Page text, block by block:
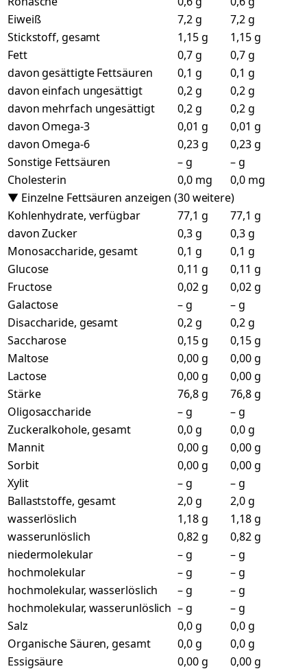
Eiweiß
7,2 g
7,2 g
Stickstoff, gesamt
1,15 g
1,15 g
Fett
0,7 g
0,7 g
davon gesättigte Fettsäuren
0,1 g
0,1 g
davon einfach ungesättigt
0,2 g
0,2 g
davon mehrfach ungesättigt
0,2 g
0,2 g
davon Omega-3
0,01 g
0,01 g
davon Omega-6
0,23 g
0,23 g
Sonstige Fettsäuren
– g
– g
Cholesterin
0,0 mg
0,0 mg
▼ Einzelne Fettsäuren anzeigen (30 weitere)
Kohlenhydrate, verfügbar
77,1 g
77,1 g
davon Zucker
0,3 g
0,3 g
Monosaccharide, gesamt
0,1 g
0,1 g
Glucose
0,11 g
0,11 g
Fructose
0,02 g
0,02 g
Galactose
– g
– g
Disaccharide, gesamt
0,2 g
0,2 g
Saccharose
0,15 g
0,15 g
Maltose
0,00 g
0,00 g
Lactose
0,00 g
0,00 g
Stärke
76,8 g
76,8 g
Oligosaccharide
– g
– g
Zuckeralkohole, gesamt
0,0 g
0,0 g
Mannit
0,00 g
0,00 g
Sorbit
0,00 g
0,00 g
Xylit
– g
– g
Ballaststoffe, gesamt
2,0 g
2,0 g
wasserlöslich
1,18 g
1,18 g
wasserunlöslich
0,82 g
0,82 g
niedermolekular
– g
– g
hochmolekular
– g
– g
hochmolekular, wasserlöslich
– g
– g
hochmolekular, wasserunlöslich – g
– g
Salz
0,0 g
0,0 g
Organische Säuren, gesamt
0,0 g
0,0 g
Essigsäure
0,00 g
0,00 g